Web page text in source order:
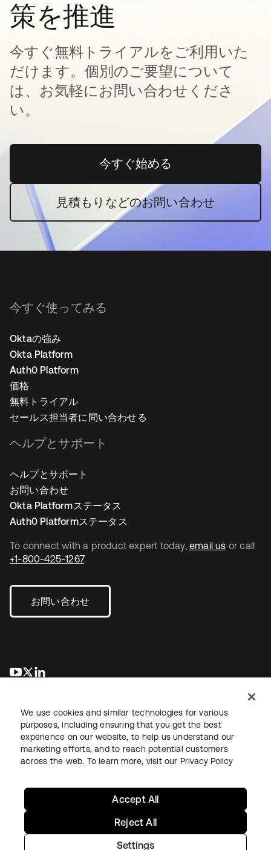
策を推進
今すぐ無料トライアルをご利用いた
だけます。個別のご要望について
は、お気軽にお問い合わせくださ
い。
今すぐ始める新しいタブで開く
見積もりなどのお問い合わせ
To connect with a product expert today, email us or call
+1-800-425-1267.
お問い合わせ
新しいタブで開く
新しいタブで開く
今すぐ使ってみる
Oktaの強み
Okta Platform
Auth0 Platform
価格
無料トライアル
セールス担当者に問い合わせる
ヘルプとサポート
ヘルプとサポート
お問い合わせ
Okta Platformステータス
Auth0 Platformステータス
法務プライバシーポリシーサイト利用規約セキュリティ
We use cookies and similar technologies for various
purposes, including ensuring that you get the best
experience on our website, to help us understand our
marketing efforts, and to reach potential customers
across the web. To learn more, visit our Privacy Policy
Settings
Reject All
Accept All